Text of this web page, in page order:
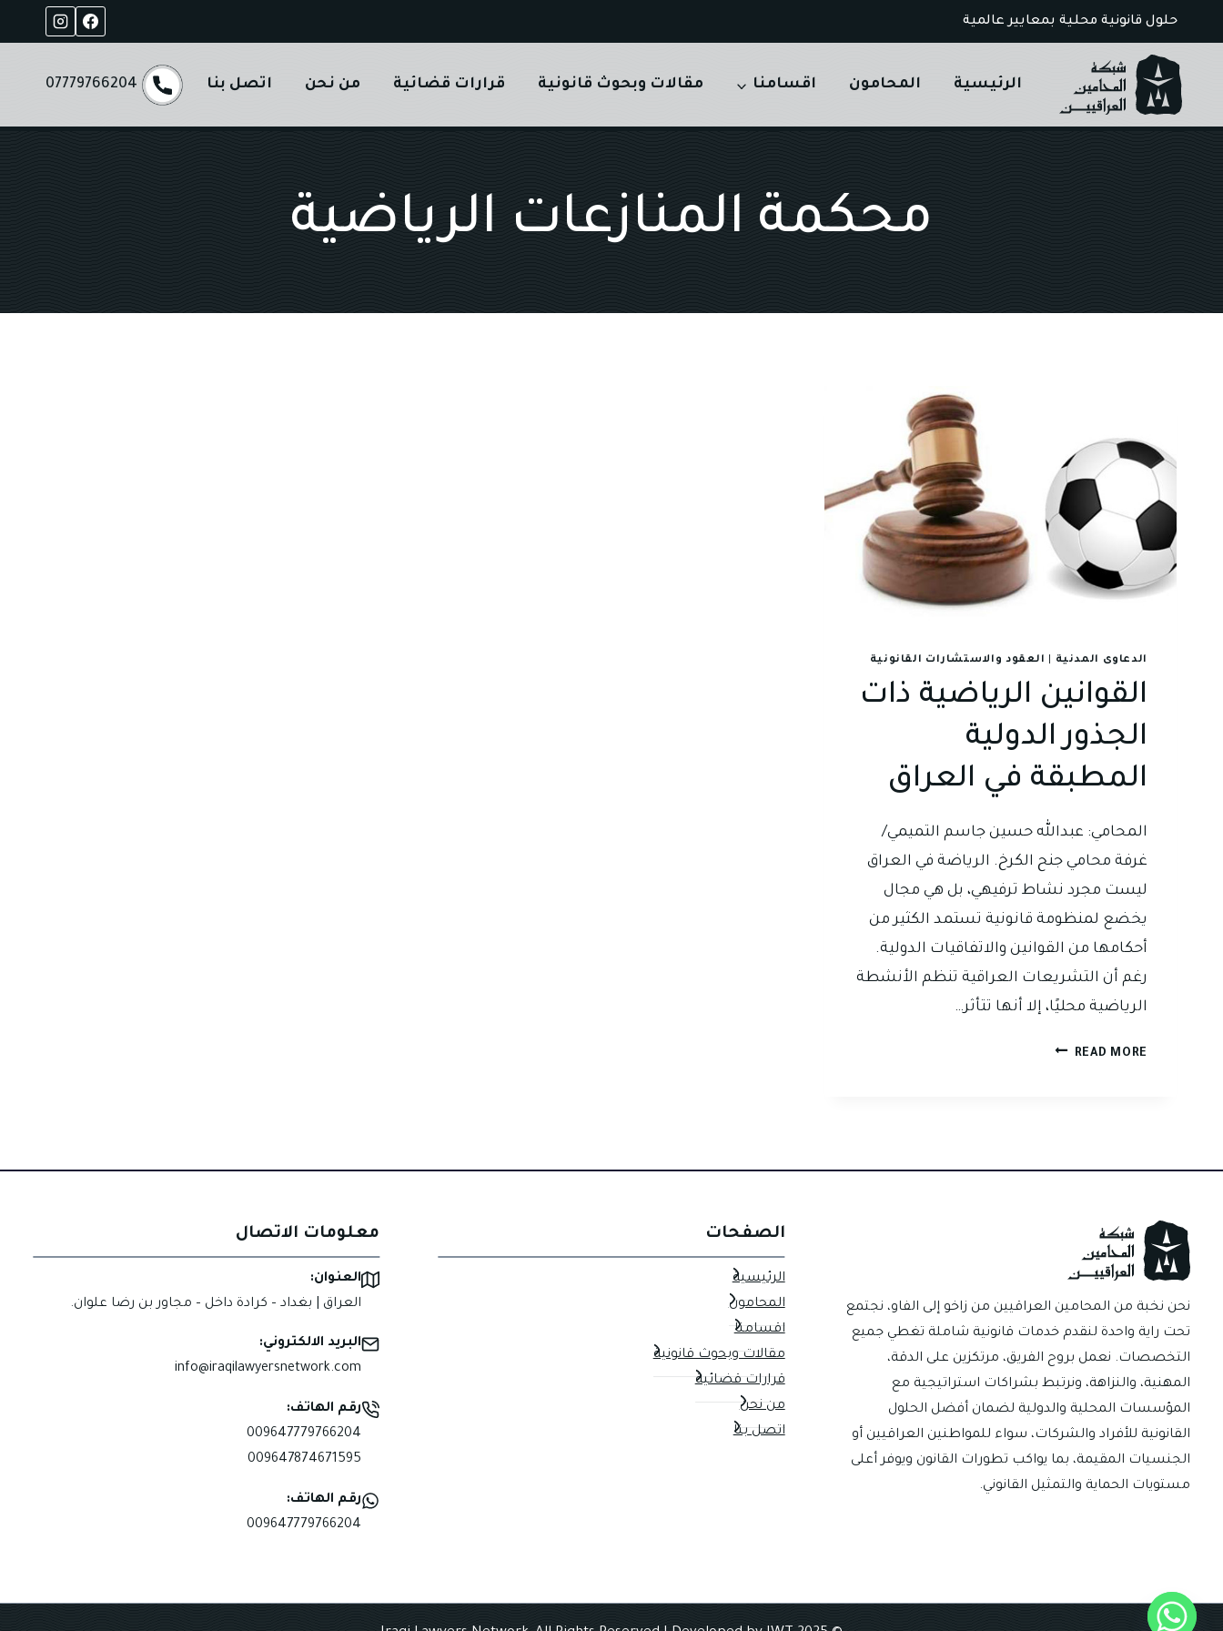
to
content
حلول قانونية محلية بمعايير عالمية
الرئيسية المحامون اقسامنا مقالات وبحوث قانونية قرارات قضائية من نحن اتصل بنا 07779766204
محكمة المنازعات الرياضية
الدعاوى المدنية العقود والاستشارات القانونية
القوانين الرياضية ذات
الجذور الدولية
المطبقة في العراق
المحامي: عبدالله حسين جاسم التميمي/
غرفة محامي جنح الكرخ. الرياضة في العراق
ليست مجرد نشاط ترفيهي، بل هي مجال
يخضع لمنظومة قانونية تستمد الكثير من
أحكامها من القوانين والاتفاقيات الدولية.
رغم أن التشريعات العراقية تنظم الأنشطة
الرياضية محليًا، إلا أنها تتأثر…
READ MORE القوانين
نحن نخبة من المحامين العراقيين من زاخو إلى الفاو، نجتمع
تحت راية واحدة لنقدم خدمات قانونية شاملة تغطي جميع
التخصصات. نعمل بروح الفريق، مرتكزين على الدقة،
المهنية، والنزاهة، ونرتبط بشراكات استراتيجية مع
المؤسسات المحلية والدولية لضمان أفضل الحلول
القانونية للأفراد والشركات، سواء للمواطنين العراقيين أو
الجنسيات المقيمة، بما يواكب تطورات القانون ويوفر أعلى
مستويات الحماية والتمثيل القانوني.
الصفحات
الرئيسية
المحامون
اقسامنا
مقالات وبحوث قانونية
قرارات قضائية
من نحن
اتصل بنا
معلومات الاتصال
العنوان:
العراق | بغداد – كرادة داخل – مجاور بن رضا علوان.
البريد الالكتروني:
info@iraqilawyersnetwork.com
رقم الهاتف:
009647779766204
009647874671595
رقم الهاتف:
009647779766204